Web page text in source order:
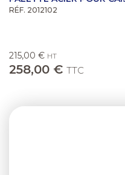
RÉF. 2012102
215,00 € HT
258,00 € TTC